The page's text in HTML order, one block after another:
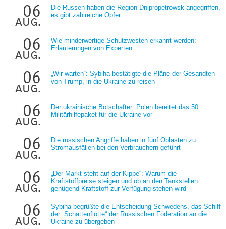
06
aug.
Die Russen haben die Region Dnipropetrowsk angegriffen,
es gibt zahlreiche Opfer
06
aug.
Wie minderwertige Schutzwesten erkannt werden:
Erläuterungen von Experten
06
aug.
„Wir warten“: Sybiha bestätigte die Pläne der Gesandten
von Trump, in die Ukraine zu reisen
06
aug.
Der ukrainische Botschafter: Polen bereitet das 50:
Militärhilfepaket für die Ukraine vor
06
aug.
Die russischen Angriffe haben in fünf Oblasten zu
Stromausfällen bei den Verbrauchern geführt
06
aug.
„Der Markt steht auf der Kippe“: Warum die
Kraftstoffpreise steigen und ob an den Tankstellen
genügend Kraftstoff zur Verfügung stehen wird
06
aug.
Sybiha begrüßte die Entscheidung Schwedens, das Schiff
der „Schattenflotte“ der Russischen Föderation an die
Ukraine zu übergeben